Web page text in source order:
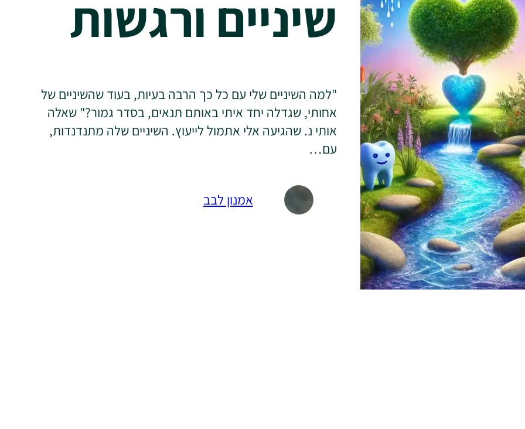
שיניים ורגשות
"למה השיניים שלי עם כל כך הרבה בעיות, בעוד שהשיניים של
אחותי, שגדלה יחד איתי באותם תנאים, בסדר גמור?" שאלה
אותי נ. שהגיעה אלי אתמול לייעוץ. השיניים שלה מתנדנדות,
עם…
אמנון לבב